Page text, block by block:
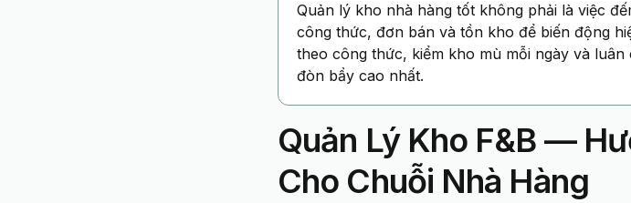
Quản lý kho nhà hàng tốt không phải là việc
công thức, đơn bán và tồn kho để biến động
theo công thức, kiểm kho mù mỗi ngày và
đòn bẩy cao nhất.
Quản Lý Kho F&B —
Cho Chuỗi Nhà Hàng